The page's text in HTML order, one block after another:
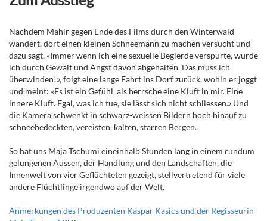
Nachdem Mahir gegen Ende des Films durch den Winterwald
wandert, dort einen kleinen Schneemann zu machen versucht und
dazu sagt, «Immer wenn ich eine sexuelle Begierde verspürte, wurde
ich durch Gewalt und Angst davon abgehalten. Das muss ich
überwinden!», folgt eine lange Fahrt ins Dorf zurück, wohin er joggt
und meint: «Es ist ein Gefühl, als herrsche eine Kluft in mir. Eine
innere Kluft. Egal, was ich tue, sie lässt sich nicht schliessen.» Und
die Kamera schwenkt in schwarz-weissen Bildern hoch hinauf zu
schneebedeckten, vereisten, kalten, starren Bergen.
So hat uns Maja Tschumi eineinhalb Stunden lang in einem rundum
gelungenen Aussen, der Handlung und den Landschaften, die
Innenwelt von vier Geflüchteten gezeigt, stellvertretend für viele
andere Flüchtlinge irgendwo auf der Welt.
Anmerkungen des Produzenten Kaspar Kasics und der Regisseurin